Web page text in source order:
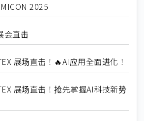
2025
会直击
展场直击！🔥AI应用全面进化！
展场直击！抢先掌握AI科技新势